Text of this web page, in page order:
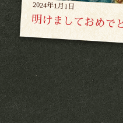
2024年1月1日